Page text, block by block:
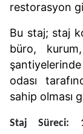
restorasyon
Bu staj; staj
büro,
odası
sahip olması
Staj Süreci: